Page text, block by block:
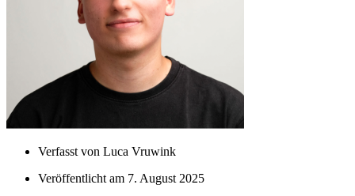
Verfasst von Luca Vruwink
Veröffentlicht am 7. August 2025